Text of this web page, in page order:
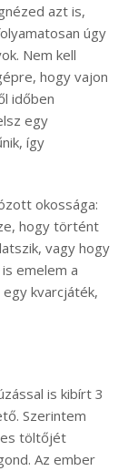
azt is,
úgy
Nem kell
hogy vajon
időben
egy
így
okossága:
hogy történt
vagy hogy
emelem a
kvarcjáték,
is kibírt 3
Szerintem
töltőjét
Az ember